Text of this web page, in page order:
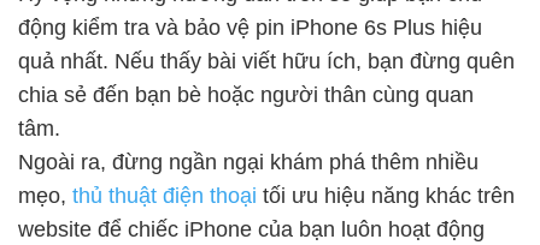
động kiểm tra và bảo vệ pin iPhone 6s Plus hiệu
quả nhất. Nếu thấy bài viết hữu ích, bạn đừng quên
chia sẻ đến bạn bè hoặc người thân cùng quan
tâm.
Ngoài ra, đừng ngần ngại khám phá thêm nhiều
mẹo, thủ thuật điện thoại tối ưu hiệu năng khác trên
website để chiếc iPhone của bạn luôn hoạt động